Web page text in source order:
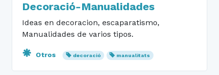
Decoració-Manualidades
Ideas en decoracion, escaparatismo,
Manualidades de varios tipos.
Otros decoració manualitats